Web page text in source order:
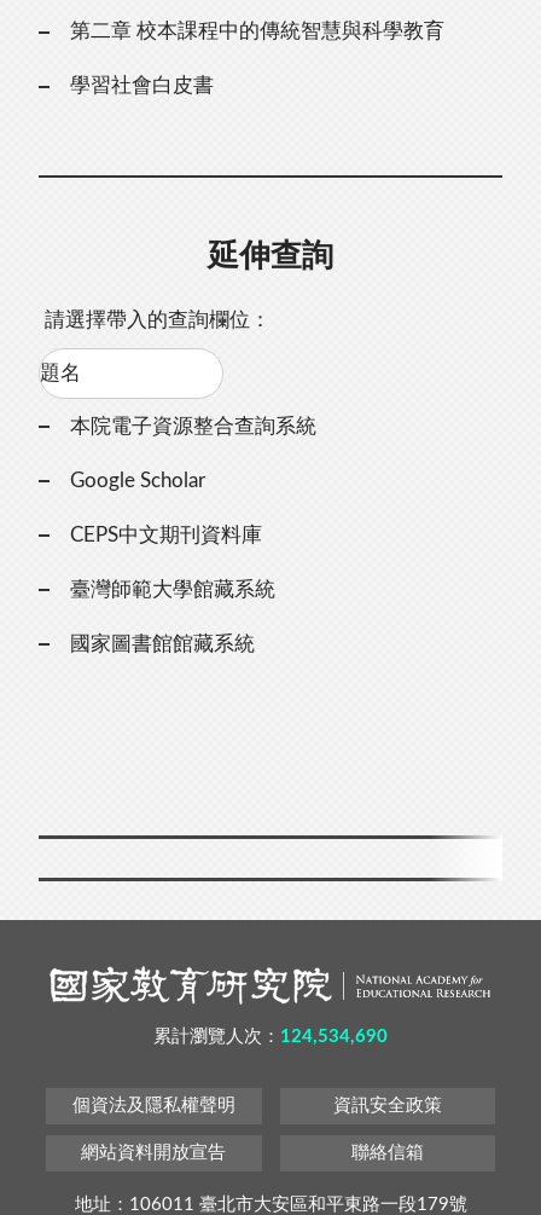
第二章 校本課程中的傳統智慧與科學教育
學習社會白皮書
延伸查詢
請選擇帶入的查詢欄位：
本院電子資源整合查詢系統
Google Scholar
CEPS中文期刊資料庫
臺灣師範大學館藏系統
國家圖書館館藏系統
累計瀏覽人次： 124,534,690
個資法及隱私權聲明 資訊安全政策
網站資料開放宣告 聯絡信箱
地址：106011 臺北市大安區和平東路一段179號